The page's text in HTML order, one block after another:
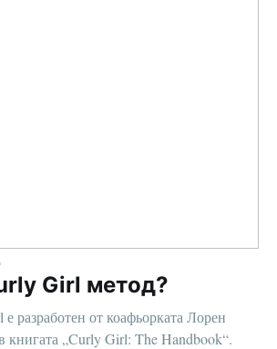
Girl метод?
разработен от коафьорката Лорен
книгата „Curly Girl: The Handbook“.